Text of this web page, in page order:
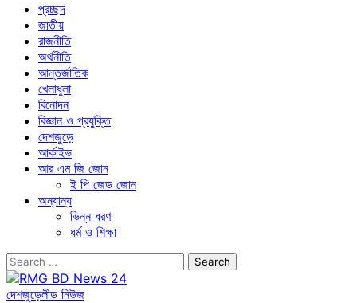
প্রচ্ছদ
জাতীয়
রাজনীতি
অর্থনীতি
আন্তর্জাতিক
খেলাধুলা
বিনোদন
বিজ্ঞান ও প্রযুক্তি
দেশজুড়ে
আর্কাইভ
আর এম জি জোন
ই পি জেড জোন
অন্যান্য
ভিন্ন ধরণ
ধর্ম ও শিক্ষা
Search
for:
দেশজুড়েলীড নিউজ